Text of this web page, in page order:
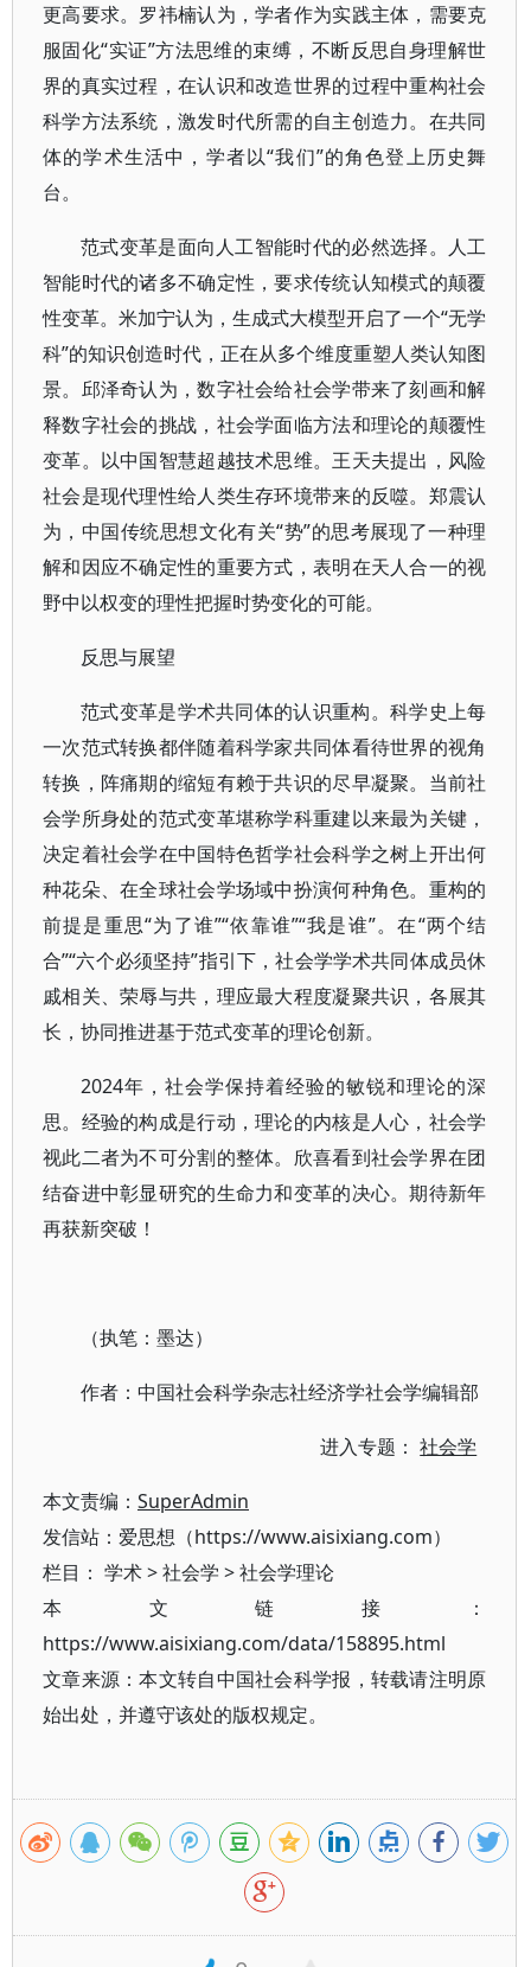
更高要求。罗祎楠认为，学者作为实践主体，需要克
服固化“实证”方法思维的束缚，不断反思自身理解世
界的真实过程，在认识和改造世界的过程中重构社会
科学方法系统，激发时代所需的自主创造力。在共同
体的学术生活中，学者以“我们”的角色登上历史舞
台。
范式变革是面向人工智能时代的必然选择。人工
智能时代的诸多不确定性，要求传统认知模式的颠覆
性变革。米加宁认为，生成式大模型开启了一个“无学
科”的知识创造时代，正在从多个维度重塑人类认知图
景。邱泽奇认为，数字社会给社会学带来了刻画和解
释数字社会的挑战，社会学面临方法和理论的颠覆性
变革。以中国智慧超越技术思维。王天夫提出，风险
社会是现代理性给人类生存环境带来的反噬。郑震认
为，中国传统思想文化有关“势”的思考展现了一种理
解和因应不确定性的重要方式，表明在天人合一的视
野中以权变的理性把握时势变化的可能。
反思与展望
范式变革是学术共同体的认识重构。科学史上每
一次范式转换都伴随着科学家共同体看待世界的视角
转换，阵痛期的缩短有赖于共识的尽早凝聚。当前社
会学所身处的范式变革堪称学科重建以来最为关键，
决定着社会学在中国特色哲学社会科学之树上开出何
种花朵、在全球社会学场域中扮演何种角色。重构的
前提是重思“为了谁”“依靠谁”“我是谁”。在“两个结
合”“六个必须坚持”指引下，社会学学术共同体成员休
戚相关、荣辱与共，理应最大程度凝聚共识，各展其
长，协同推进基于范式变革的理论创新。
2024年，社会学保持着经验的敏锐和理论的深
思。经验的构成是行动，理论的内核是人心，社会学
视此二者为不可分割的整体。欣喜看到社会学界在团
结奋进中彰显研究的生命力和变革的决心。期待新年
再获新突破！
（执笔：墨达）
作者：中国社会科学杂志社经济学社会学编辑部
进入专题：社会学
本文责编： SuperAdmin
发信站：爱思想（https://www.aisixiang.com）
栏目： 学术>社会学 >社会学理论
本文链接：
https://www.aisixiang.com/data/158895.html
文章来源：本文转自中国社会科学报，转载请注明原
始出处，并遵守该处的版权规定。